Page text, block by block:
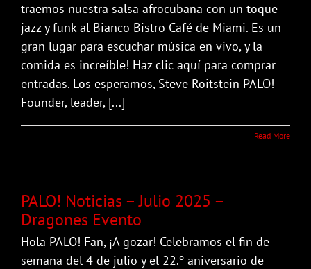
traemos nuestra salsa afrocubana con un toque
jazz y funk al Bianco Bistro Café de Miami. Es un
gran lugar para escuchar música en vivo, y la
comida es increíble! Haz clic aquí para comprar
entradas. Los esperamos, Steve Roitstein PALO!
Founder, leader, [...]
Read More
PALO! Noticias – Julio 2025 –
Dragones Evento
Hola PALO! Fan, ¡A gozar! Celebramos el fin de
semana del 4 de julio y el 22.º aniversario de